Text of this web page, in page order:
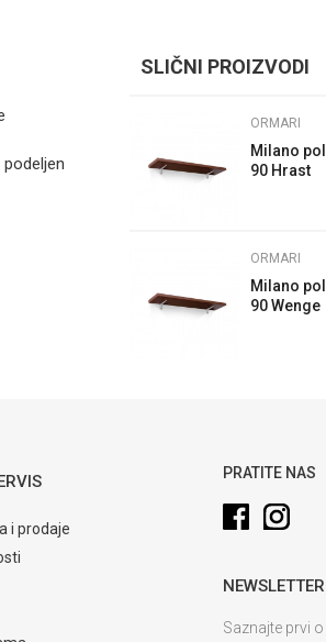
SLIČNI PROIZVODI
487,35 ORMARI
Milano
90 Hrast
ORMARI
Milano
90 Wenge
i prodaje
PRATITE NAS
NEWSLETTER
Saznajte prvi